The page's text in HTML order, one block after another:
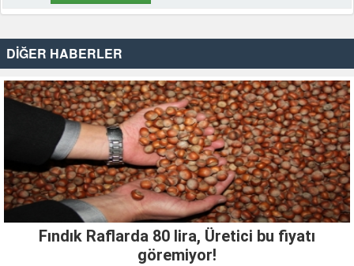
DİĞER HABERLER
Fındık Raflarda 80 lira, Üretici bu fiyatı
göremiyor!